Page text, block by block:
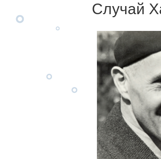
Случай